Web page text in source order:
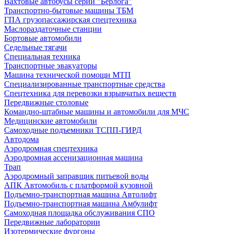
Транспортно-бытовые машины ТБМ
ГПА грузопассажирская спецтехника
Маслораздаточные станции
Бортовые автомобили
Седельные тягачи
Специальная техника
Транспортные эвакуаторы
Машина технической помощи МТП
Специализированные транспортные средства
Спецтехника для перевозки взрывчатых веществ
Передвижные столовые
Командно-штабные машины и автомобили для МЧС
Медицинские автомобили
Самоходные подъемники ТСПП-ГИРД
Автодома
Аэродромная спецтехника
Аэродромная ассенизационная машина
Трап
Аэродромный заправщик питьевой воды
АПК Автомобиль с платформой кузовной
Подъемно-транспортная машина Автолифт
Подъемно-транспортная машина Амбулифт
Самоходная площадка обслуживания СПО
Передвижные лаборатории
Изотермические фургоны